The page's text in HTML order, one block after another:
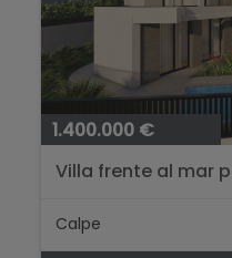
1.400.000 €
Villa frente al mar
Calpe